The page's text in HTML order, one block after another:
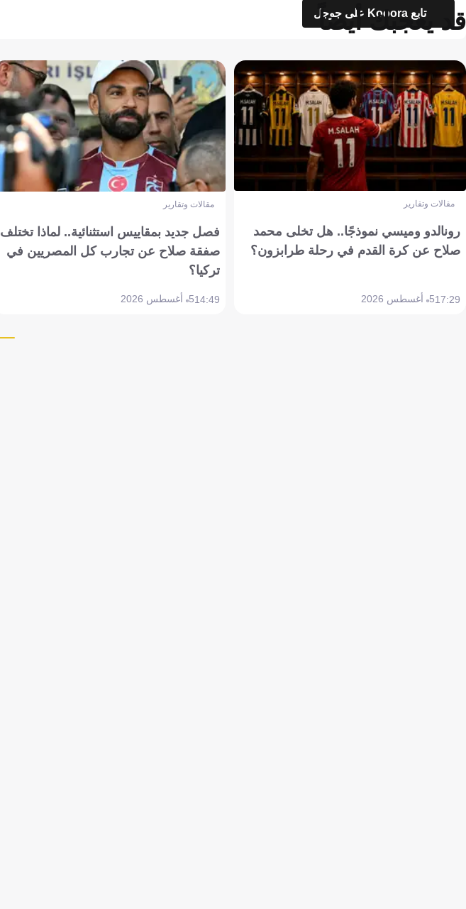
تابع Kooora على جوجل
قد يعجبك أيضاً
مقالات وتقارير
رونالدو وميسي نموذجًا.. هل تخلى محمد
صلاح عن كرة القدم في رحلة طرابزون؟
17:295 أغسطس 2026
مقالات وتقارير
فصل جديد بمقاييس استثنائية.. لماذا تختلف
صفقة صلاح عن تجارب كل المصريين في
تركيا؟
14:495 أغسطس 2026